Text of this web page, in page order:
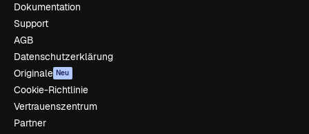
Dokumentation
Support
AGB
Datenschutzerklärung
Originale Neu
Cookie-Richtlinie
Vertrauenszentrum
Partner